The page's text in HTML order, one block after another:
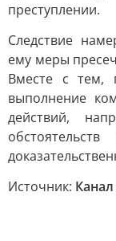
преступлении.
Следствие
ему меры
Вместе с тем,
выполнение
действий,
Источник: